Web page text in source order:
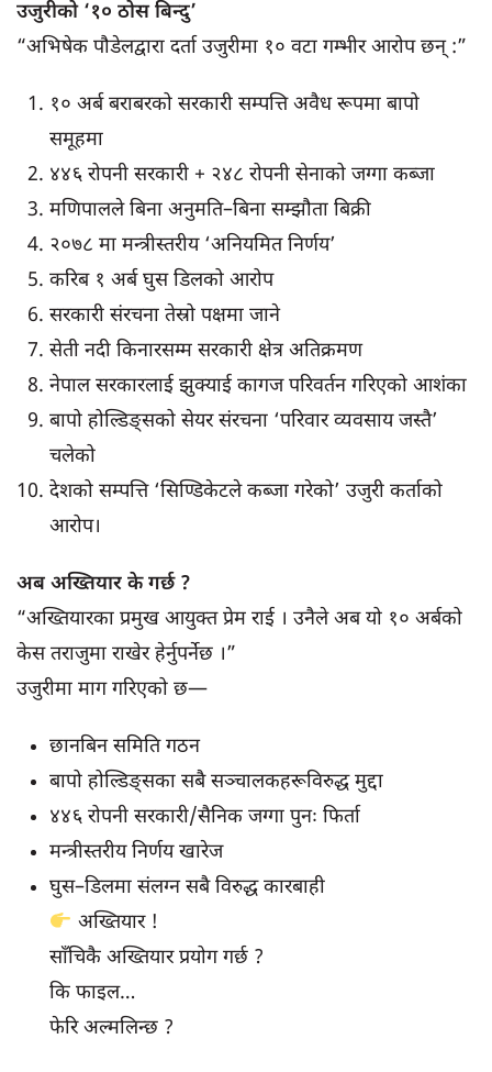
उजुरीको ‘१० ठोस बिन्दु’
“अभिषेक पौडेलद्वारा दर्ता उजुरीमा १० वटा गम्भीर आरोप छन् :”
१० अर्ब बराबरको सरकारी सम्पत्ति अवैध रूपमा बापो
समूहमा
४४६ रोपनी सरकारी + २४८ रोपनी सेनाको जग्गा कब्जा
मणिपालले बिना अनुमति–बिना सम्झौता बिक्री
२०७८ मा मन्त्रीस्तरीय ‘अनियमित निर्णय’
करिब १ अर्ब घुस डिलको आरोप
सरकारी संरचना तेस्रो पक्षमा जाने
सेती नदी किनारसम्म सरकारी क्षेत्र अतिक्रमण
नेपाल सरकारलाई झुक्याई कागज परिवर्तन गरिएको आशंका
बापो होल्डिङ्सको सेयर संरचना ‘परिवार व्यवसाय जस्तै’
चलेको
देशको सम्पत्ति ‘सिण्डिकेटले कब्जा गरेको’ उजुरी कर्ताको
आरोप।
अब अख्तियार के गर्छ ?
“अख्तियारका प्रमुख आयुक्त प्रेम राई । उनैले अब यो १० अर्बको
केस तराजुमा राखेर हेर्नुपर्नेछ ।”
उजुरीमा माग गरिएको छ—
छानबिन समिति गठन
बापो होल्डिङ्सका सबै सञ्चालकहरूविरुद्ध मुद्दा
४४६ रोपनी सरकारी/सैनिक जग्गा पुनः फिर्ता
मन्त्रीस्तरीय निर्णय खारेज
घुस–डिलमा संलग्न सबै विरुद्ध कारबाही
अख्तियार !
साँचिकै अख्तियार प्रयोग गर्छ ?
कि फाइल…
फेरि अल्मलिन्छ ?